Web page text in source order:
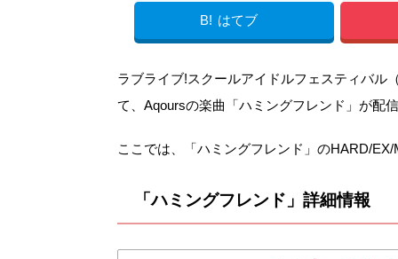
B! はてブ
ラブライブ!スクールアイドルフェスティバル
て、Aqoursの楽曲「ハミングフレンド」が配信
ここでは、「ハミングフレンド」のHARD/
「ハミングフレンド」詳細情報